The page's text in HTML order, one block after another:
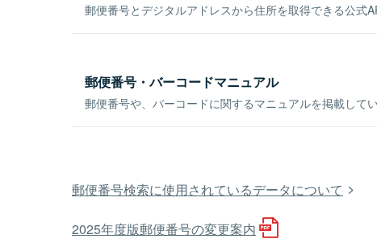
郵便番号とデジタルアドレスから住所を取得できる公式
郵便番号・バーコードマニュアル
郵便番号や、バーコードに関するマニュアルを掲載してい
郵便番号検索に使用されているデータについて
2025年度版郵便番号の変更案内